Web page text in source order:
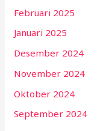
Februari 2025
Januari 2025
Desember 2024
November 2024
Oktober 2024
September 2024